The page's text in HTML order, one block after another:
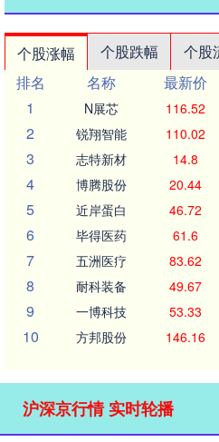
个股涨幅 个股跌幅 个股
排名
名称 最新价
1
N展芯 116.52
2 锐翔智能 110.02
3 志特新材 14.8
4 博腾股份 20.44
5 近岸蛋白 46.72
6 毕得医药 61.6
7 五洲医疗 83.62
8 耐科装备 49.67
9 一博科技 53.33
10 方邦股份 146.16
沪深京行情 实时轮播